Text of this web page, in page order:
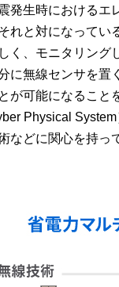
発生時における
れと対になって
く、モニタリン
に無線センサを
が可能になるこ
Physical
などに関心を持っ